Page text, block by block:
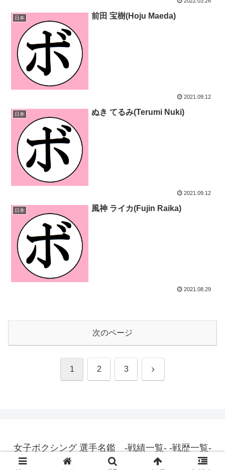
日本 前田 宝樹(Hoju Maeda)
2021.09.12
日本 ぬき てるみ(Terumi Nuki)
2021.09.12
日本 風神 ライカ(Fujin Raika)
2021.08.29
次のページ
1 2 3 次
女子ボクシング 選手名鑑 -戦績一覧- -戦歴一覧-
© 2015 女子ボクシング 選手名鑑 -戦績一覧- -戦歴一覧-.